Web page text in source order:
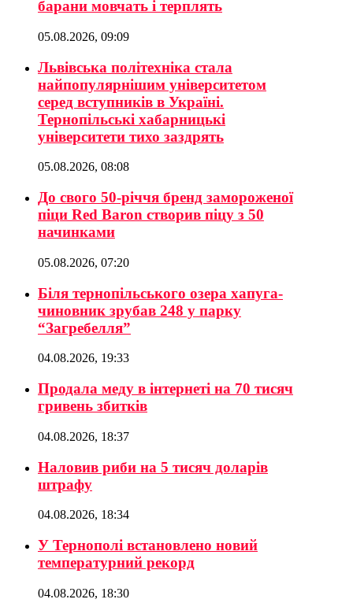
барани мовчать і терплять
05.08.2026, 09:09
Львівська політехніка стала
найпопулярнішим університетом
серед вступників в Україні.
Тернопільські хабарницькі
університети тихо заздрять
05.08.2026, 08:08
До свого 50-річчя бренд замороженої
піци Red Baron створив піцу з 50
начинками
05.08.2026, 07:20
Біля тернопільського озера хапуга-
чиновник зрубав 248 у парку
“Загребелля”
04.08.2026, 19:33
Продала меду в інтернеті на 70 тисяч
гривень збитків
04.08.2026, 18:37
Наловив риби на 5 тисяч доларів
штрафу
04.08.2026, 18:34
У Тернополі встановлено новий
температурний рекорд
04.08.2026, 18:30